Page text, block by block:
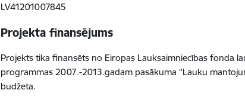
LV41201007845
Projekta finansējums
Projekts tika finansēts no Eiropas Lauksaimniecības fonda
programmas 2007.-2013.gadam pasākuma “Lauku
budžeta.